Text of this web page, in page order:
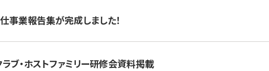
業報告集が完成しました！
ブ・ホストファミリー研修会資料掲載